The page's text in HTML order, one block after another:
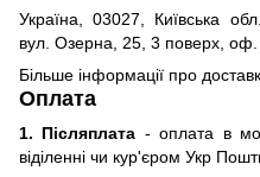
Україна, 03027, Київська
вул. Озерна, 25, 3 поверх, оф.
Більше інформації про
Оплата
1. Післяплата - оплата в
віділенні чи кур'єром Укр